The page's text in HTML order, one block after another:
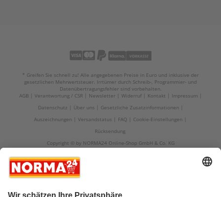
* Greifen Sie schnell zu! Alle angegebenen Preise in Euro und inklusive der
gesetzlichen Mehrwertsteuer. Irrtümer durch Schreib-, Programmier- und
Datenübertragungsfehler sind vorbehalten.
AGB
Verantwortung / CSR Newsletter Widerruf Kontakt
Impressum
Datenschutz
Über uns
Gesetzliche Zusatzinformationen
Auszeichnungen
Versandstatus FAQ
Cookie-Einstellungen
Rücksendung
Copyright © by NORMA24 Online-Shop GmbH & Co. KG